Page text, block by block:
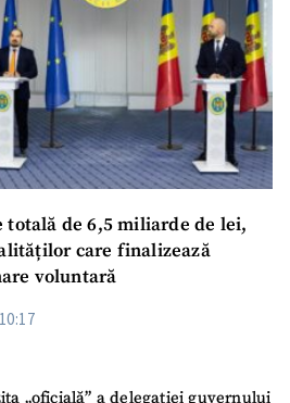
SUSȚINE
de 6,5 miliarde de lei,
care finalizează
voluntară
„oficială” a delegației guvernului